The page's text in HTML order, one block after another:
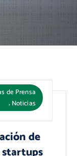
de Prensa
, Noticias
de